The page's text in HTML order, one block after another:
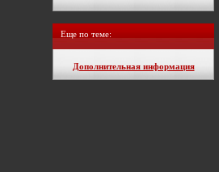
Еще по теме:
Дополнительная информация